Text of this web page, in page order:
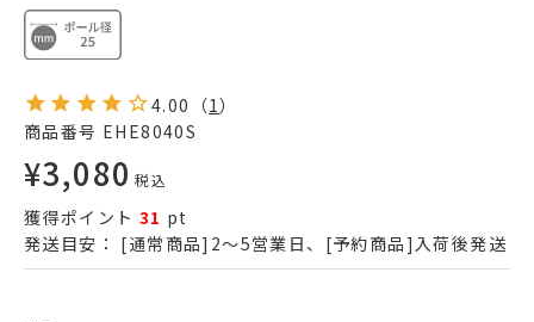
4.00 （1）
商品番号 EHE8040S
¥3,080 税込
獲得ポイント 31 pt
発送目安： [通常商品]2～5営業日、[予約商品]入荷後発送